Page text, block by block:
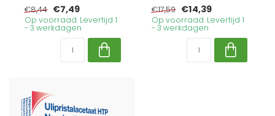
€8,44 €7,49
Op voorraad. Levertijd 1
- 3 werkdagen
€17,59 €14,39
Op voorraad. Levertijd 1
- 3 werkdagen